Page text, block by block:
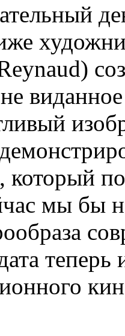
который
мы бы
теперь